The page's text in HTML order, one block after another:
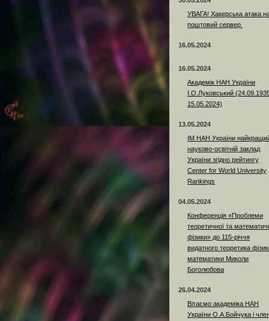
УВАГА! Хакерська атака
поштовий сервер.
16.05.2024
16.05.2024
Академік НАН України
І.О.Луковський
15.05.2024)
13.05.2024
ІМ НАН України
науково-освітній заклад
України згідно рейтингу
Center for World University
Rankings
04.05.2024
Конференція «Проблеми
теоретичної та
фізики» до 115-річчя
видатного теоретика
математики Миколи
Боголюбова
26.04.2024
Вітаємо академіка НАН
України О.А.Бойчука і